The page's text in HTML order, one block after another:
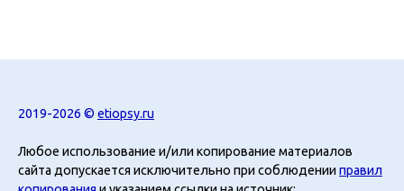
2019-2026 © etiopsy.ru
Любое использование и/или копирование материалов
сайта допускается исключительно при соблюденииправил